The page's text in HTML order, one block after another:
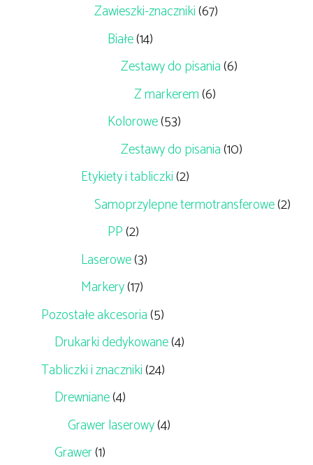
Zawieszki-znaczniki(67)
Białe(14)
Zestawy do pisania(6)
Z markerem(6)
Kolorowe(53)
Zestawy do pisania(10)
Etykiety i tabliczki(2)
Samoprzylepne termotransferowe(2)
PP(2)
Laserowe(3)
Markery(17)
Pozostałe akcesoria(5)
Drukarki dedykowane(4)
Tabliczki i znaczniki(24)
Drewniane(4)
Grawer laserowy(4)
Grawer(1)